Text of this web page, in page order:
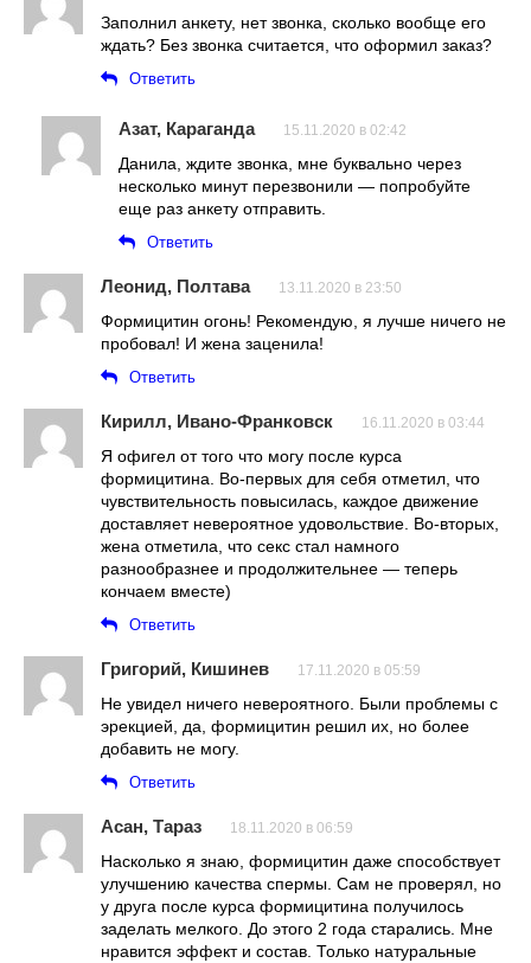
Заполнил анкету, нет звонка, сколько вообще его
ждать? Без звонка считается, что оформил заказ?
Ответить
Азат, Караганда 15.11.2020 в 02:42
Данила, ждите звонка, мне буквально через
несколько минут перезвонили — попробуйте
еще раз анкету отправить.
Ответить
Леонид, Полтава 13.11.2020 в 23:50
Формицитин огонь! Рекомендую, я лучше ничего не
пробовал! И жена заценила!
Ответить
Кирилл, Ивано-Франковск 16.11.2020 в 03:44
Я офигел от того что могу после курса
формицитина. Во-первых для себя отметил, что
чувствительность повысилась, каждое движение
доставляет невероятное удовольствие. Во-вторых,
жена отметила, что секс стал намного
разнообразнее и продолжительнее — теперь
кончаем вместе)
Ответить
Григорий, Кишинев 17.11.2020 в 05:59
Не увидел ничего невероятного. Были проблемы с
эрекцией, да, формицитин решил их, но более
добавить не могу.
Ответить
Асан, Тараз 18.11.2020 в 06:59
Насколько я знаю, формицитин даже способствует
улучшению качества спермы. Сам не проверял, но
у друга после курса формицитина получилось
заделать мелкого. До этого 2 года старались. Мне
нравится эффект и состав. Только натуральные